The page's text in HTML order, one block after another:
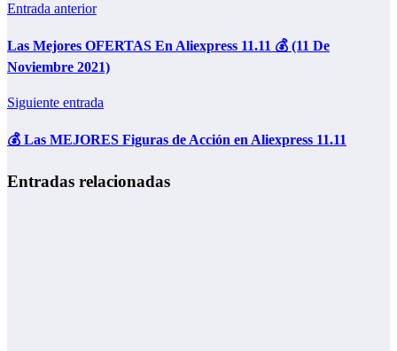
Entrada anterior
Las Mejores OFERTAS En Aliexpress 11.11 💰 (11 De
Noviembre 2021)
Siguiente entrada
💰 Las MEJORES Figuras de Acción en Aliexpress 11.11
Entradas relacionadas